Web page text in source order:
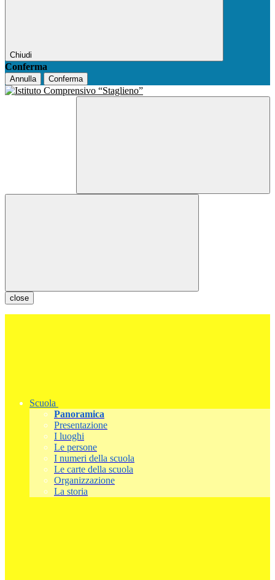
Chiudi
Conferma
Annulla Conferma
close
Scuola
Panoramica
Presentazione
I luoghi
Le persone
I numeri della scuola
Le carte della scuola
Organizzazione
La storia